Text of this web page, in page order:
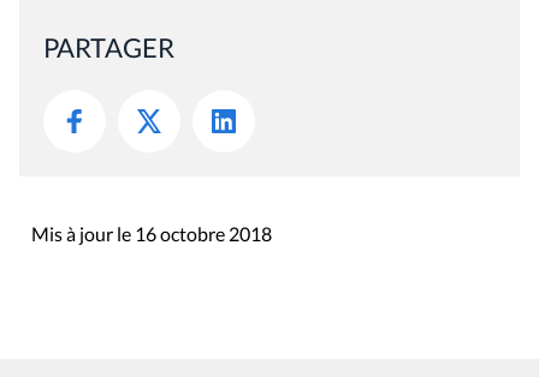
PARTAGER
Mis à jour le 16 octobre 2018